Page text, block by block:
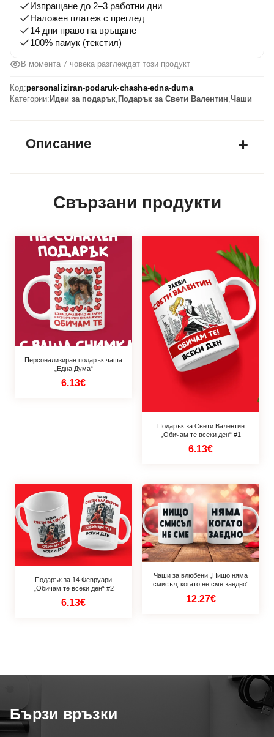
Изпращане до 2–3 работни дни
Наложен платеж с преглед
14 дни право на връщане
100% памук (текстил)
В момента 7 човека разглеждат този продукт
Код:personaliziran-podaruk-chasha-edna-duma
Категории: Идеи за подарък, Подарък за Свети Валентин,Чаши
Описание
Свързани продукти
Персонализиран подарък чаша
„Една Дума“
6.13€
Подарък за Свети Валентин
„Обичам те всеки ден“ #1
6.13€
Подарък за 14 Февруари
„Обичам те всеки ден“ #2
6.13€
Чаши за влюбени „Нищо няма
смисъл, когато не сме заедно“
12.27€
Бързи връзки